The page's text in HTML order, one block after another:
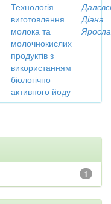
Технологія
виготовлення
молока та
молочнокислих
продуктів з
використанням
біологічно
активного йоду
Діана
1